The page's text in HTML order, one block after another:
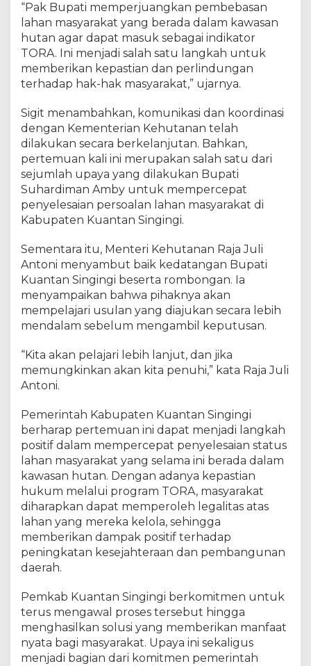
a
l
u
i
P
r
g
m
T
O
R
A
“Pak Bupati memperjuangkan pembebasan
lahan masyarakat yang berada dalam kawasan
hutan agar dapat masuk sebagai indikator
TORA. Ini menjadi salah satu langkah untuk
memberikan kepastian dan perlindungan
terhadap hak-hak masyarakat,” ujarnya.
Sigit menambahkan, komunikasi dan koordinasi
dengan Kementerian Kehutanan telah
dilakukan secara berkelanjutan. Bahkan,
pertemuan kali ini merupakan salah satu dari
sejumlah upaya yang dilakukan Bupati
Suhardiman Amby untuk mempercepat
penyelesaian persoalan lahan masyarakat di
Kabupaten Kuantan Singingi.
Sementara itu, Menteri Kehutanan Raja Juli
Antoni menyambut baik kedatangan Bupati
Kuantan Singingi beserta rombongan. Ia
menyampaikan bahwa pihaknya akan
mempelajari usulan yang diajukan secara lebih
mendalam sebelum mengambil keputusan.
“Kita akan pelajari lebih lanjut, dan jika
memungkinkan akan kita penuhi,” kata Raja Juli
Antoni.
Pemerintah Kabupaten Kuantan Singingi
berharap pertemuan ini dapat menjadi langkah
positif dalam mempercepat penyelesaian status
lahan masyarakat yang selama ini berada dalam
kawasan hutan. Dengan adanya kepastian
hukum melalui program TORA, masyarakat
diharapkan dapat memperoleh legalitas atas
lahan yang mereka kelola, sehingga
memberikan dampak positif terhadap
peningkatan kesejahteraan dan pembangunan
daerah.
Pemkab Kuantan Singingi berkomitmen untuk
terus mengawal proses tersebut hingga
menghasilkan solusi yang memberikan manfaat
nyata bagi masyarakat. Upaya ini sekaligus
menjadi bagian dari komitmen pemerintah